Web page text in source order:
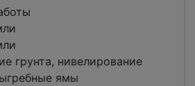
грунта, нивелирование
ямы